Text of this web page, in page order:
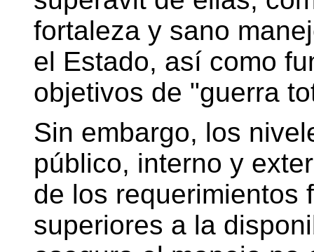
fortaleza y sano
el Estado, así como
objetivos de "guerra
Sin embargo, los
público, interno y
de los requerimientos
superiores a la